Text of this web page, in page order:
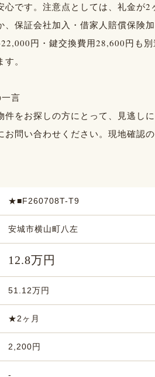
です。注意点としては、礼金が2
、保証会社加入・借家人賠償保険
円・鍵交換費用28,600円も
。
言
をお探しの方にとって、見逃し
問い合わせください。現地確認
★■F260708T-T9
安城市横山町八左
12.8万円
51.12万円
★2ヶ月
2,200円
-